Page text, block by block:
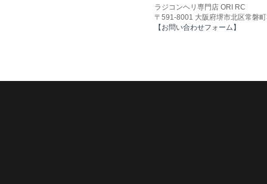
ラジコンヘリ専門店 ORI RC
〒591-8001 大阪府堺市北区常磐
【お問い合わせフォーム】